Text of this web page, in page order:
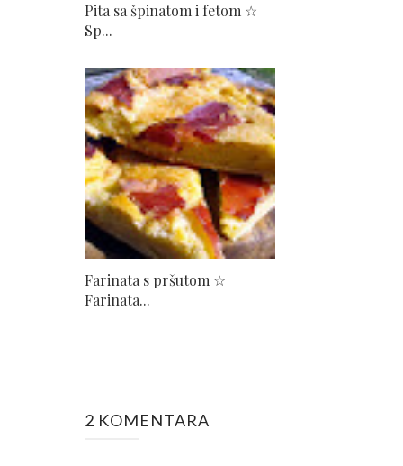
Pita sa špinatom i fetom ☆
Sp...
Farinata s pršutom ☆
Farinata...
2 KOMENTARA